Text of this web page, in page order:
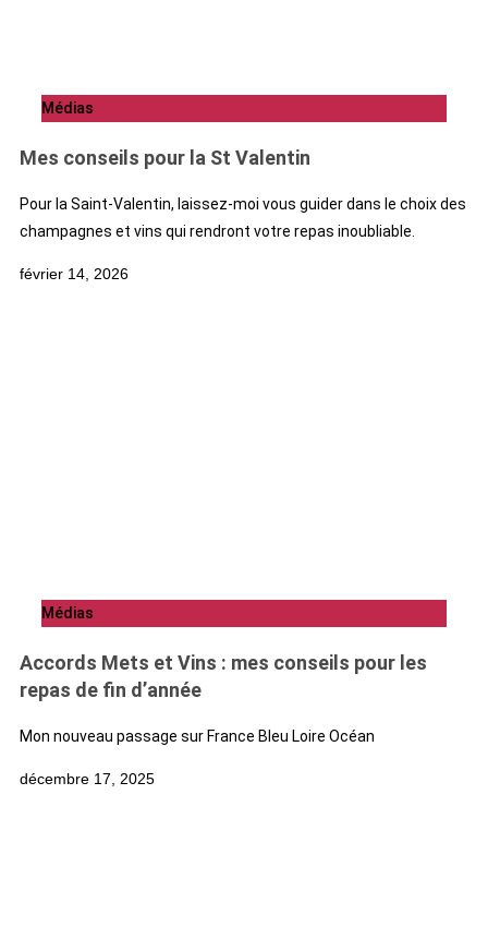
Médias
Mes conseils pour la St Valentin
Pour la Saint-Valentin, laissez-moi vous guider dans le choix des
champagnes et vins qui rendront votre repas inoubliable.
février 14, 2026
Médias
Accords Mets et Vins : mes conseils pour les
repas de fin d’année
Mon nouveau passage sur France Bleu Loire Océan
décembre 17, 2025